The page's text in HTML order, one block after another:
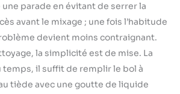
une parade en évitant de serrer la
avant le mixage ; une fois l’habitude
devient moins contraignant.
la simplicité est de mise. La
temps, il suffit de remplir le bol à
tiède avec une goutte de liquide